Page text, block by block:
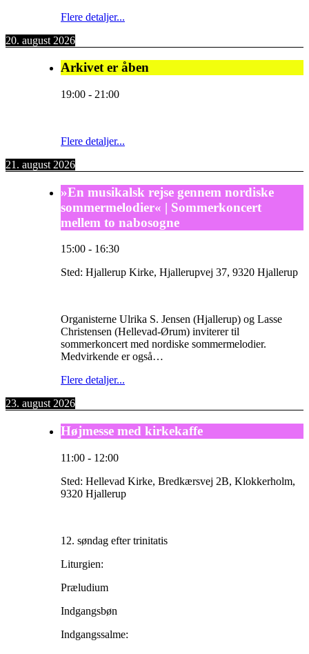
Flere detaljer...
20. august 2026
Arkivet er åben
19:00 - 21:00
Flere detaljer...
21. august 2026
»En musikalsk rejse gennem nordiske
sommermelodier« | Sommerkoncert
mellem to nabosogne
15:00 - 16:30
Sted: Hjallerup Kirke, Hjallerupvej 37, 9320 Hjallerup
Organisterne Ulrika S. Jensen (Hjallerup) og Lasse
Christensen (Hellevad-Ørum) inviterer til
sommerkoncert med nordiske sommermelodier.
Medvirkende er også…
Flere detaljer...
23. august 2026
Højmesse med kirkekaffe
11:00 - 12:00
Sted: Hellevad Kirke, Bredkærsvej 2B, Klokkerholm,
9320 Hjallerup
12. søndag efter trinitatis
Liturgien:
Præludium
Indgangsbøn
Indgangssalme: